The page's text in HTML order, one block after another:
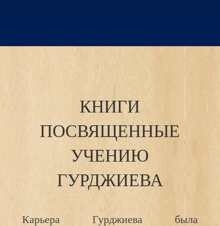
КНИГИ
ПОСВЯЩЕННЫЕ
УЧЕНИЮ
ГУРДЖИЕВА
Карьера Гурджиева была